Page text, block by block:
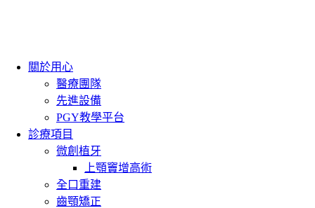
關於用心
醫療團隊
先進設備
PGY教學平台
診療項目
微創植牙
上顎竇增高術
全口重建
齒顎矯正